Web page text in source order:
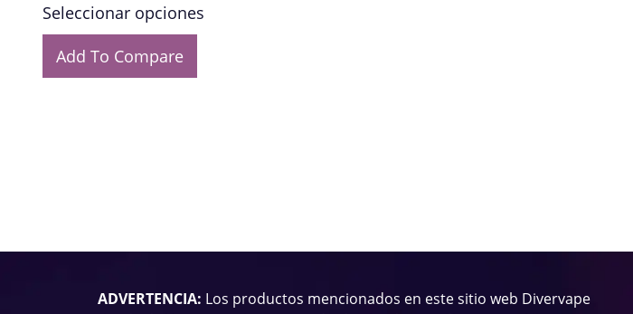
Seleccionar opciones
Add To Compare
ADVERTENCIA: Los productos mencionados en este sitio web Divervape